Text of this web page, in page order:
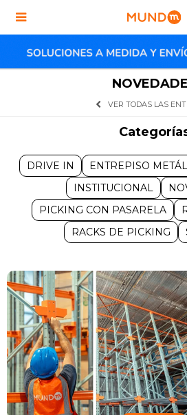

VER TODAS LAS
DRIVE IN ENTREPISO
INSTITUCIONAL
PICKING CON PASARELA
RACKS DE PICKING